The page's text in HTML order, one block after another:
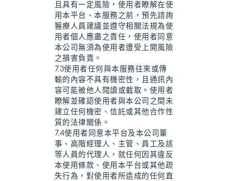
且具有一定風險，使用者瞭解在使
用本平台、本服務之前，預先諮詢
醫療人員建議並遵守相關法規為使
用者個人應盡之責任，使用者同意
本公司無須為使用者遭受上開風險
之損害負責。
7.3使用者任何與本服務往來或傳
輸的內容不具有機密性，且通訊內
容可能被他人閱讀或截取。使用者
瞭解並確認使用者與本公司之間未
建立任何機密、信託或其他合作性
質的法律關係。
7.4使用者同意本平台及本公司董
事、高階經理人、主管、員工及該
等人員的代理人，就任何因其違反
本使用條款、使用本平台或其他疏
失行為，對使用者所造成的任何直